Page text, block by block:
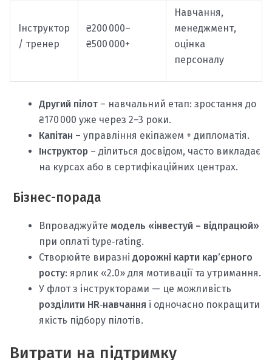
Інструктор
/ тренер
₴200 000–
₴500 000+
Навчання,
менеджмент,
оцінка
персоналу
Другий пілот – навчальний етап: зростання до
₴170 000 уже через 2–3 роки.
Капітан – управління екіпажем + дипломатія.
Інструктор – ділиться досвідом, часто викладає
на курсах або в сертифікаційних центрах.
Бізнес-порада
Впроваджуйте модель «інвестуй – відпрацюй»
при оплаті type‑rating.
Створюйте виразні дорожні карти кар’єрного
росту: ярлик «2.0» для мотивації та утримання.
У флот з інструкторами — це можливість
розділити HR‑навчання і одночасно покращити
якість підбору пілотів.
Витрати на підтримку